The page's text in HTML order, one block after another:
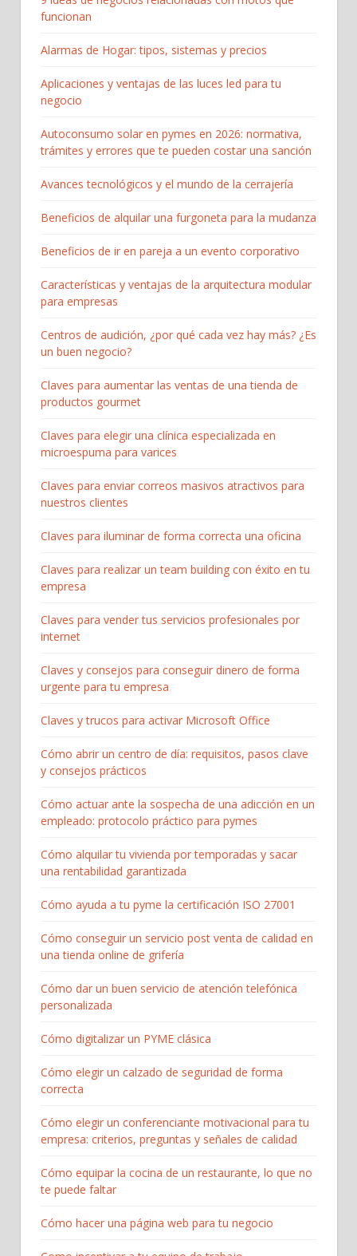
funcionan
Alarmas de Hogar: tipos, sistemas y precios
Aplicaciones y ventajas de las luces led para tu
negocio
Autoconsumo solar en pymes en 2026: normativa,
trámites y errores que te pueden costar una sanción
Avances tecnológicos y el mundo de la cerrajería
Beneficios de alquilar una furgoneta para la mudanza
Beneficios de ir en pareja a un evento corporativo
Características y ventajas de la arquitectura modular
para empresas
Centros de audición, ¿por qué cada vez hay más? ¿Es
un buen negocio?
Claves para aumentar las ventas de una tienda de
productos gourmet
Claves para elegir una clínica especializada en
microespuma para varices
Claves para enviar correos masivos atractivos para
nuestros clientes
Claves para iluminar de forma correcta una oficina
Claves para realizar un team building con éxito en tu
empresa
Claves para vender tus servicios profesionales por
internet
Claves y consejos para conseguir dinero de forma
urgente para tu empresa
Claves y trucos para activar Microsoft Office
Cómo abrir un centro de día: requisitos, pasos clave
y consejos prácticos
Cómo actuar ante la sospecha de una adicción en un
empleado: protocolo práctico para pymes
Cómo alquilar tu vivienda por temporadas y sacar
una rentabilidad garantizada
Cómo ayuda a tu pyme la certificación ISO 27001
Cómo conseguir un servicio post venta de calidad en
una tienda online de grifería
Cómo dar un buen servicio de atención telefónica
personalizada
Cómo digitalizar un PYME clásica
Cómo elegir un calzado de seguridad de forma
correcta
Cómo elegir un conferenciante motivacional para tu
empresa: criterios, preguntas y señales de calidad
Cómo equipar la cocina de un restaurante, lo que no
te puede faltar
Cómo hacer una página web para tu negocio